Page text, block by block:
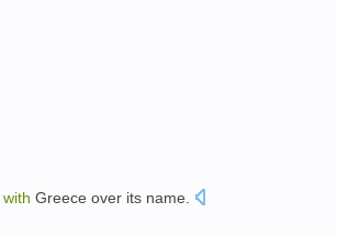
with Greece over its name.